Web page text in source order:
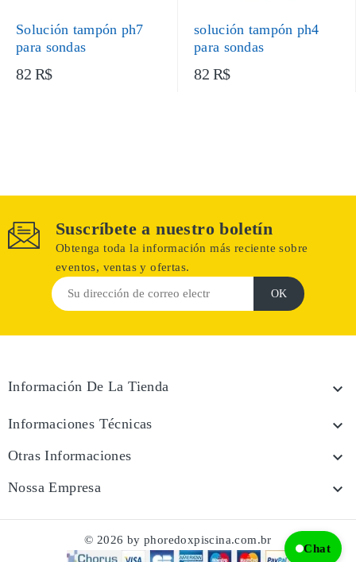
Solución tampón ph7
para sondas
82 R$
solución tampón ph4
para sondas
82 R$
Suscríbete a nuestro boletín
Obtenga toda la información más reciente sobre
eventos, ventas y ofertas.
Información De La Tienda 
Informaciones Técnicas 
Otras Informaciones 
Nossa Empresa 
© 2026 by phoredoxpiscina.com.br
Chat